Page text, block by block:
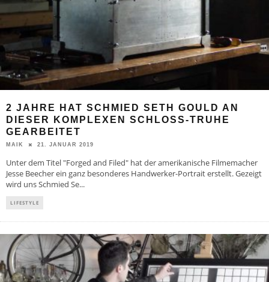
2 JAHRE HAT SCHMIED SETH GOULD AN
DIESER KOMPLEXEN SCHLOSS-TRUHE
GEARBEITET
MAIK 21. JANUAR 2019
Unter dem Titel "Forged and Filed" hat der amerikanische Filmemacher
Jesse Beecher ein ganz besonderes Handwerker-Portrait erstellt. Gezeigt
wird uns Schmied Se...
LIFESTYLE